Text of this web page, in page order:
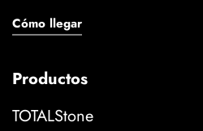
Cómo llegar
Productos
TOTALStone